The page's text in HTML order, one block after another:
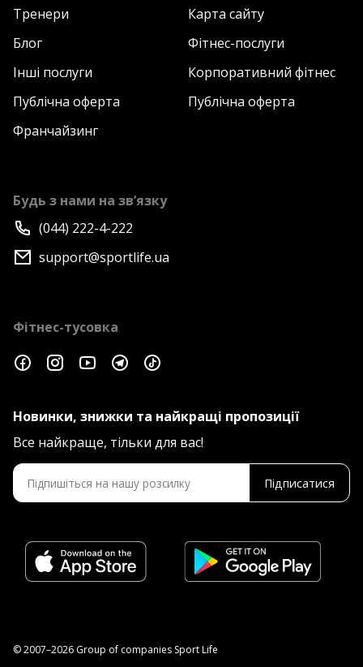
Тренери
Карта сайту
Блог
Фітнес-послуги
Інші послуги
Корпоративний фітнес
Публічна оферта
Публічна оферта
Франчайзинг
Будь з нами на зв’язку
(044) 222-4-222
support@sportlife.ua
Фітнес-тусовка
Новинки, знижки та найкращі пропозиції
Все найкраще, тільки для вас!
Підписатися
© 2007–2026 Group of companies Sport Life